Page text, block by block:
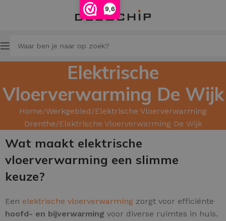
9,6
Elektrische
Vloerverwarming De Wijk
Home Werkgebied Elektrische Vloerverwarming
Drenthe Elektrische Vloerverwarming De Wijk
Wat maakt elektrische
vloerverwarming een slimme
keuze?
Een elektrische vloerverwarming zorgt voor efficiënte
hoofd- en bijverwarming voor diverse ruimtes in huis.